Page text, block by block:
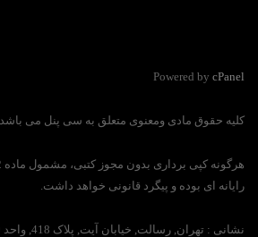
Powered by cPanel
کلیه حقوق مادی ومعنوی متعلق به سی پنل می باشد.
رایانه ای بوده و پیگرد قانونی خواهد داشت.
نشانی : تهران, رسالت, خیابان آیت, پلاک 418, واحد 20